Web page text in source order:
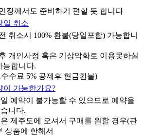
장께서도 준비하기 편할 듯 합니다
일 취소
취소시 100% 환불(당일포함) 가능합니
개인사정 혹은 기상악화로 이용못하실
능합니다.
수료 5% 공제후 현금환불)
이 가능한가요?
예약이 불가능할 수 있으므로 예약을
니다.
제주도에 오셔서 구매를 원할 경우(관
상품에 한해서